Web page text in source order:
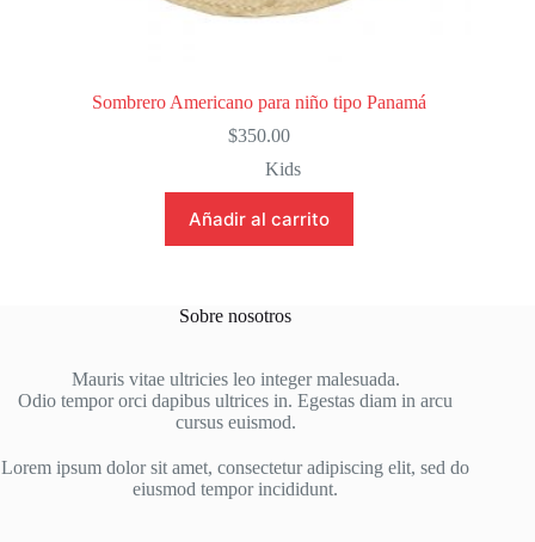
Sombrero Americano para niño tipo Panamá
$350.00
Kids
Añadir al carrito
Sobre nosotros
Mauris vitae ultricies leo integer malesuada.
Odio tempor orci dapibus ultrices in. Egestas diam in arcu
cursus euismod.
Lorem ipsum dolor sit amet, consectetur adipiscing elit, sed do
eiusmod tempor incididunt.